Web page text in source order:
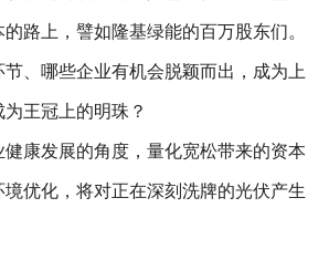
路上，譬如隆基绿能的百万股东们。
、哪些企业有机会脱颖而出，成为上
王冠上的明珠？
康发展的角度，量化宽松带来的资本
优化，将对正在深刻洗牌的光伏产生